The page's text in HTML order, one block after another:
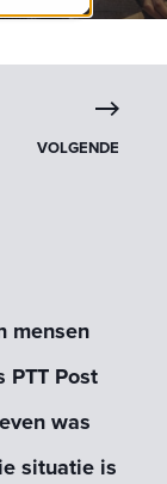
VOLGENDE
mensen
Post
was
situatie is